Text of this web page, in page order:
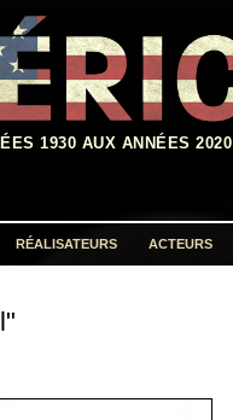
1930 AUX ANNÉES 2020
RÉALISATEURS ACTEURS